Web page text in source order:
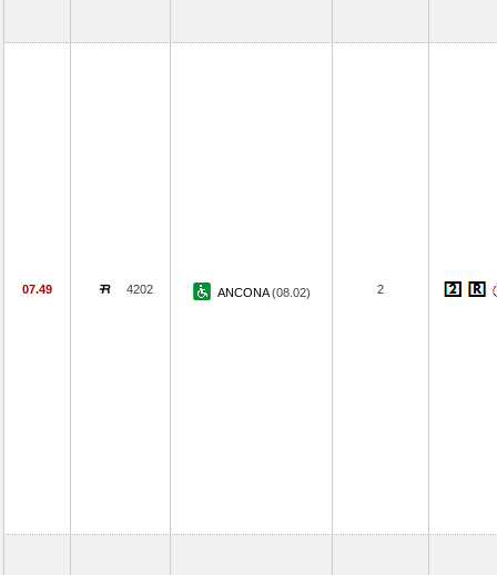
07.49 4202 ANCONA(08.02) 2